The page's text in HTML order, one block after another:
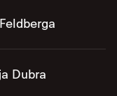
Dubra